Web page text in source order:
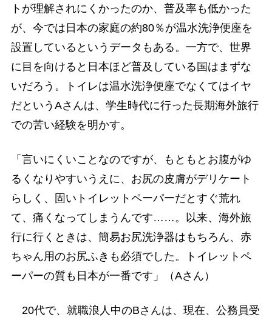
トが理解されにくかったのか、普及率も低かった
が、今では日本の家庭の約80％が温水洗浄便座を
設置しているというデータもある。一方で、世界
に目を向けると日本ほど普及している国はまずな
いだろう。トイレは温水洗浄便座でなくてはイヤ
だというAさんは、学生時代に行った長期海外旅行
での苦い経験を明かす。
「言いにくいことなのですが、もともとお腹がゆ
るくなりやすいうえに、お尻の皮膚がデリケート
らしく、固いトイレットペーパーだとすぐ荒れ
て、痛くなってしまうんです……。以来、海外旅
行に行くときは、簡易お尻洗浄器はもちろん、赤
ちゃん用のお尻ふきも必須でした。トイレットペ
ーパーの質も日本が一番です」（Aさん）
20代で、就職浪人中のBさんは、現在、公務員受